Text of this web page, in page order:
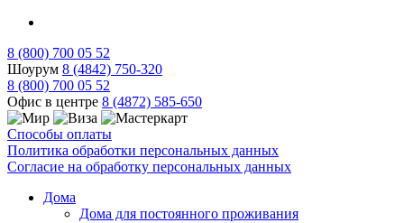
8 (800) 700 05 52
Шоурум 8 (4842) 750-320
8 (800) 700 05 52
Офис в центре 8 (4872) 585-650
Способы оплаты
Политика обработки персональных данных
Согласие на обработку персональных данных
Дома
Дома для постоянного проживания